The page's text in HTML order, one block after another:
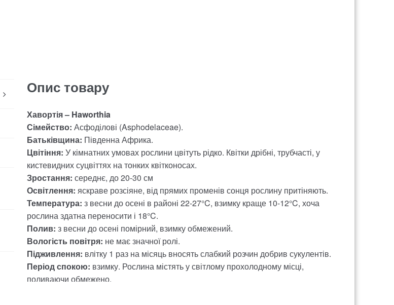
Опис товару
Хавортія – Haworthia
Сімейство: Асфоділові (Asphodelaceae).
Батьківщина: Південна Африка.
Цвітіння: У кімнатних умовах рослини цвітуть рідко. Квітки дрібні, трубчасті, у
кистевидних суцвіттях на тонких квітконосах.
Зростання: середнє, до 20-30 см
Освітлення: яскраве розсіяне, від прямих променів сонця рослину притіняють.
Температура: з весни до осені в районі 22-27°C, взимку краще 10-12°C, хоча
рослина здатна переносити і 18°C.
Полив: з весни до осені помірний, взимку обмежений.
Вологість повітря: не має значної ролі.
Підживлення: влітку 1 раз на місяць вносять слабкий розчин добрив сукулентів.
Період спокою: взимку. Рослина містять у світлому прохолодному місці,
поливаючи обмежено.